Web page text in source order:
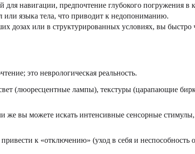
навигации, предпочтение глубокого погружения в
или языка тела, что приводит к недопониманию.
дозах или в структурированных условиях, вы
это неврологическая реальность.
(люоресцентные лампы), текстуры (царапающие
же вы можете искать интенсивные сенсорные
к «отключению» (уход в себя и неспособность